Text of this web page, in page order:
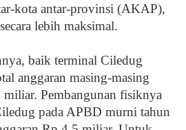
kota antar-provinsi (AKAP),
lebih maksimal.
baik terminal Ciledug
anggaran masing-masing
miliar. Pembangunan fisiknya
pada APBD murni tahun